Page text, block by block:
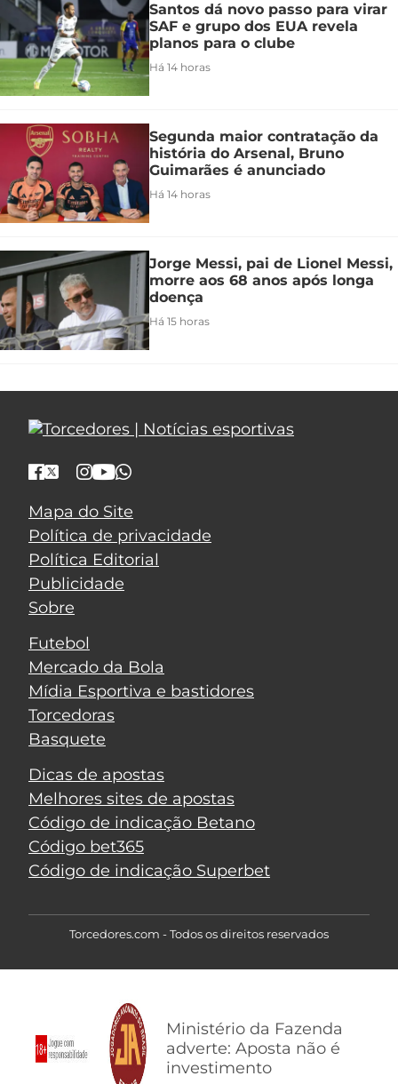
Santos dá novo passo para virar
SAF e grupo dos EUA revela
planos para o clube
Há 14 horas
Segunda maior contratação da
história do Arsenal, Bruno
Guimarães é anunciado
Há 14 horas
Jorge Messi, pai de Lionel Messi,
morre aos 68 anos após longa
doença
Há 15 horas
Mapa do Site
Política de privacidade
Política Editorial
Publicidade
Sobre
Futebol
Mercado da Bola
Mídia Esportiva e bastidores
Torcedoras
Basquete
Dicas de apostas
Melhores sites de apostas
Código de indicação Betano
Código bet365
Código de indicação Superbet
Torcedores.com - Todos os direitos reservados
Ministério da Fazenda
adverte: Aposta não é
investimento